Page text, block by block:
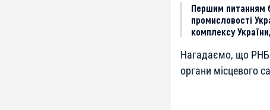
Першим питанням
промисловості
комплексу
Нагадаємо, що
органи місцевого